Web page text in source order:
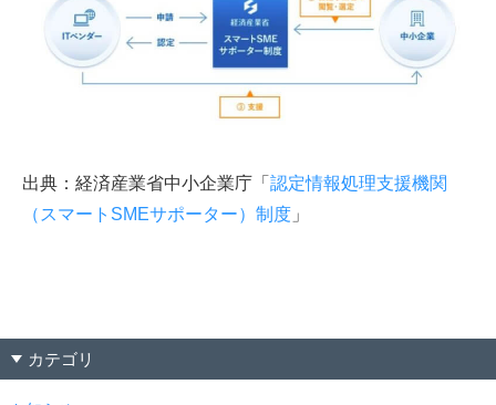
出典：経済産業省中小企業庁「 認定情報処理支援機関
（スマートSMEサポーター）制度 」
カテゴリ